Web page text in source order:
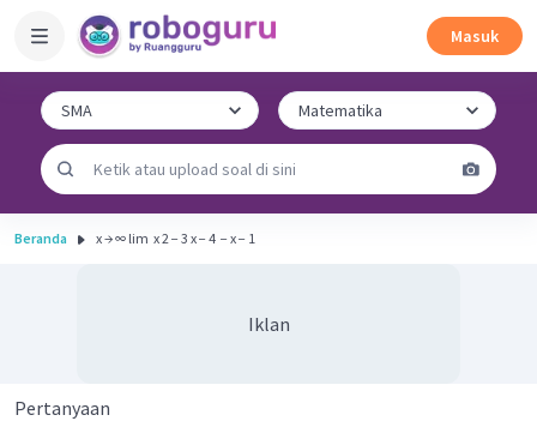
Masuk
Beranda x → ∞ lim ​ x 2 − 3 x − 4 ​ − x − 1
Iklan
Pertanyaan